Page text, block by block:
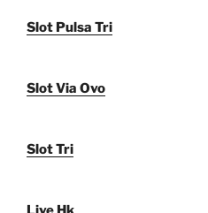
Slot Pulsa Tri
Slot Via Ovo
Slot Tri